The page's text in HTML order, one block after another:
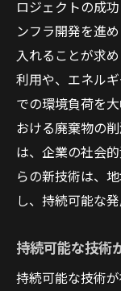
ロジェクトの成
ンフラ開発を進
入れることが求
利用や、エネル
での環境負荷を
おける廃棄物の
は、企業の社会
らの新技術は、
し、持続可能な
持続可能な技術
持続可能な技術